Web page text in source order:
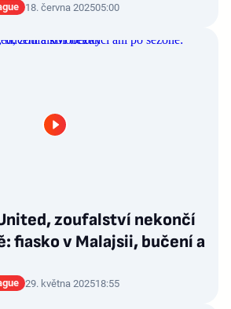
18. června 202505:00
zoufalství nekončí
fiasko v Malajsii, bučení a
29. května 202518:55